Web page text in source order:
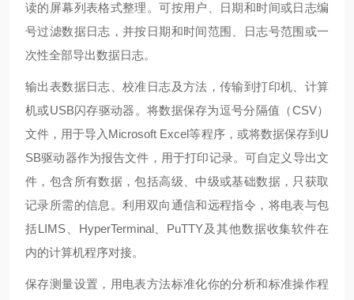
读的屏幕列表格式整理。可按用户、日期和时间或日志编
号过滤数据日志，并按日期和时间范围、日志号范围或一
次性全部导出数据日志。
输出表数据日志、校准日志及方法，传输到打印机、计算
机或USB闪存驱动器。将数据保存为逗号分隔值（CSV）
文件，用于导入Microsoft Excel等程序，或将数据保存到U
SB驱动器作为报告文件，用于打印记录。可自定义导出文
件，包含所有数据，包括高级、中级或基础数据，只获取
记录所需的信息。利用双向通信和远程指令，将电表与包
括LIMS、HyperTerminal、PuTTY及其他数据收集软件在
内的计算机程序对接。
保存测量设置，用电表方法标准化你的分析和标准操作程